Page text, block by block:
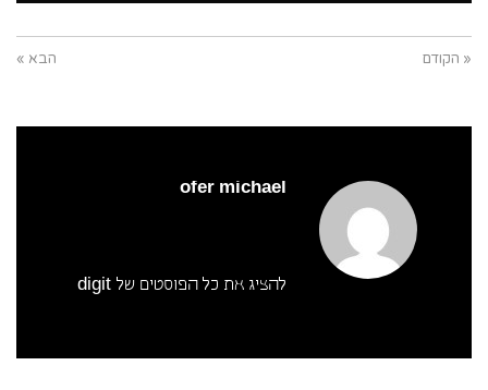
« הקודם הבא »
ofer michael
להציג את כל הפוסטים של digit